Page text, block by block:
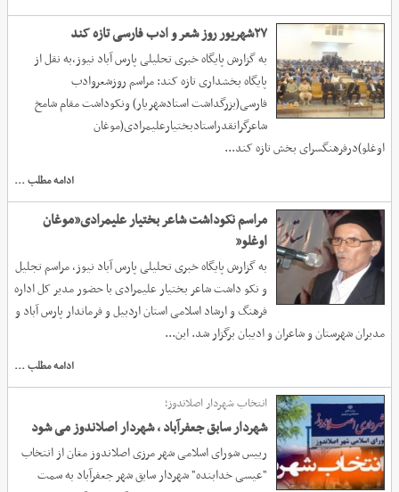
۲۷شهریور روز شعر و ادب فارسی تازه کند
به گزارش پایگاه خبری تحلیلی پارس آباد نیوز،به نقل از
پایگاه بخشداری تازه کند: مراسم روزشعروادب
فارسی(بزرگداشت استادشهریار) ونکوداشت مقام شامخ
شاعرگرانقدراستادبختیارعلیمرادی(موغان
ادامه مطلب ...
مراسم نکوداشت شاعر بختیار علیمرادی”موغان
اوغلو”
به گزارش پایگاه خبری تحلیلی پارس آباد نیوز، مراسم تجلیل
و نکو داشت شاعر بختیار علیمرادی با حضور مدیر کل اداره
فرهنگ و ارشاد اسلامی استان اردبیل و فرماندار پارس آباد و
انتخاب شهردار اصلاندوز؛
شهردار سابق جعفرآباد ، شهردار اصلاندوز می شود
رییس شورای اسلامی شهر مرزی اصلاندوز مغان از انتخاب